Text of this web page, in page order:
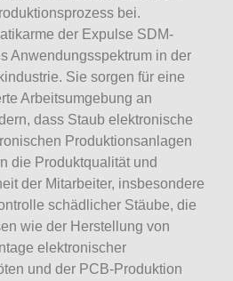
bei.
der Expulse SDM-
Anwendungsspektrum in der
Sie sorgen für eine
Arbeitsumgebung an
dass Staub elektronische
Produktionsanlagen
die Produktqualität und
der Mitarbeiter, insbesondere
schädlicher Stäube, die
wie der Herstellung von
elektronischer
und der PCB-Produktion